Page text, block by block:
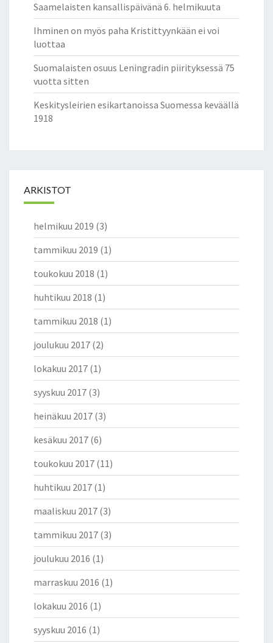
Saamelaisten kansallispäivänä 6. helmikuuta
Ihminen on myös paha Kristittyynkään ei voi
luottaa
Suomalaisten osuus Leningradin piirityksessä 75
vuotta sitten
Keskitysleirien esikartanoissa Suomessa keväällä
1918
ARKISTOT
helmikuu 2019 (3)
tammikuu 2019 (1)
toukokuu 2018 (1)
huhtikuu 2018 (1)
tammikuu 2018 (1)
joulukuu 2017 (2)
lokakuu 2017 (1)
syyskuu 2017 (3)
heinäkuu 2017 (3)
kesäkuu 2017 (6)
toukokuu 2017 (11)
huhtikuu 2017 (1)
maaliskuu 2017 (3)
tammikuu 2017 (3)
joulukuu 2016 (1)
marraskuu 2016 (1)
lokakuu 2016 (1)
syyskuu 2016 (1)